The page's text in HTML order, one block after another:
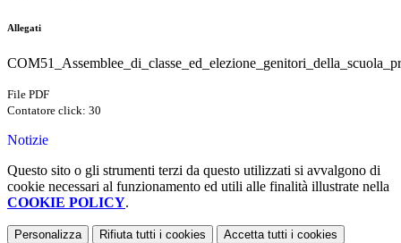
Allegati
File PDF
Contatore click: 30
Notizie
Questo sito o gli strumenti terzi da questo utilizzati si avvalgono di
cookie necessari al funzionamento ed utili alle finalità illustrate nella
COOKIE POLICY.
Personalizza Rifiuta tutti i cookies Accetta tutti i cookies